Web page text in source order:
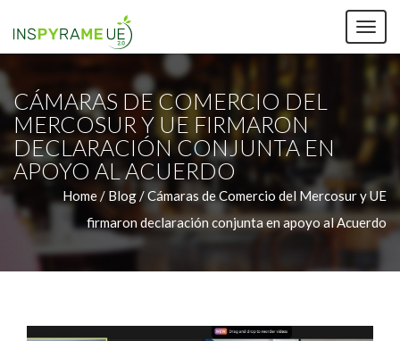
CÁMARAS DE COMERCIO DEL
MERCOSUR Y UE FIRMARON
DECLARACIÓN CONJUNTA EN
APOYO AL ACUERDO
Home / Blog / Cámaras de Comercio del Mercosur y UE
firmaron declaración conjunta en apoyo al Acuerdo